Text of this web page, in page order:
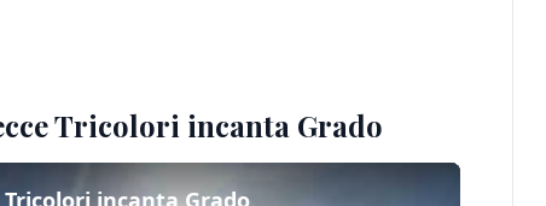
Tricolori incanta Grado